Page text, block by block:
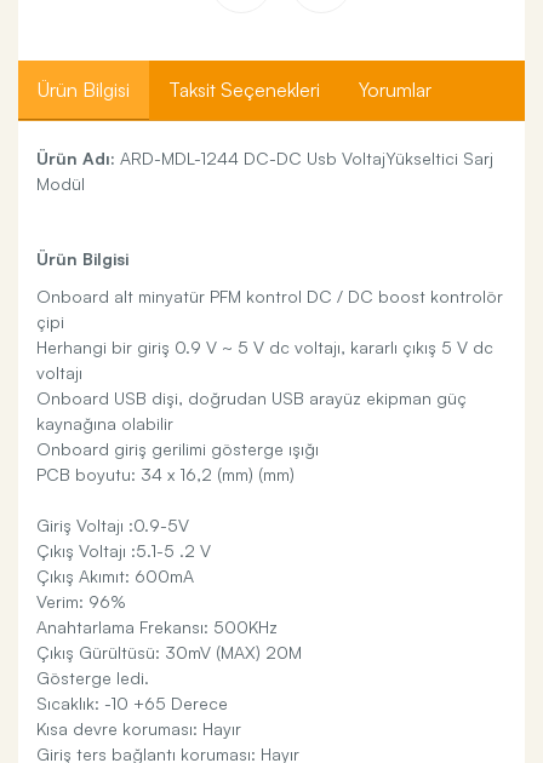
Ürün Bilgisi Taksit Seçenekleri Yorumlar
Ürün Adı: ARD-MDL-1244 DC-DC Usb VoltajYükseltici Sarj
Modül
Ürün Bilgisi
Onboard alt minyatür PFM kontrol DC / DC boost kontrolör
çipi
Herhangi bir giriş 0.9 V ~ 5 V dc voltajı, kararlı çıkış 5 V dc
voltajı
Onboard USB dişi, doğrudan USB arayüz ekipman güç
kaynağına olabilir
Onboard giriş gerilimi gösterge ışığı
PCB boyutu: 34 x 16,2 (mm) (mm)
Giriş Voltajı :0.9-5V
Çıkış Voltajı :5.1-5 .2 V
Çıkış Akımıt: 600mA
Verim: 96%
Anahtarlama Frekansı: 500KHz
Çıkış Gürültüsü: 30mV (MAX) 20M
Gösterge ledi.
Sıcaklık: -10 +65 Derece
Kısa devre koruması: Hayır
Giriş ters bağlantı koruması: Hayır